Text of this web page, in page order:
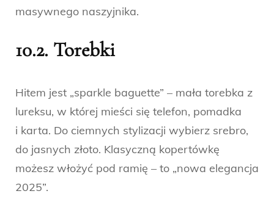
masywnego naszyjnika.
10.2. Torebki
Hitem jest „sparkle baguette” – mała torebka z
lureksu, w której mieści się telefon, pomadka
i karta. Do ciemnych stylizacji wybierz srebro,
do jasnych złoto. Klasyczną kopertówkę
możesz włożyć pod ramię – to „nowa elegancja
2025”.